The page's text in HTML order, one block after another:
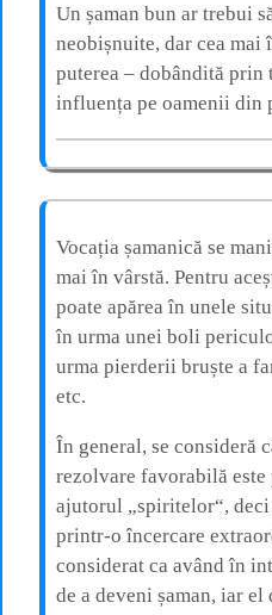
Un șaman bun ar trebui
neobișnuite, dar cea mai
puterea – dobândită prin
influența pe oamenii din
Vocația șamanică se
mai în vârstă. Pentru
poate apărea în unele
în urma unei boli
urma pierderii bruște a
etc.
În general, se consideră
rezolvare favorabilă
ajutorul „spiritelor“, deci
printr-o încercare
considerat ca având în
de a deveni șaman, iar